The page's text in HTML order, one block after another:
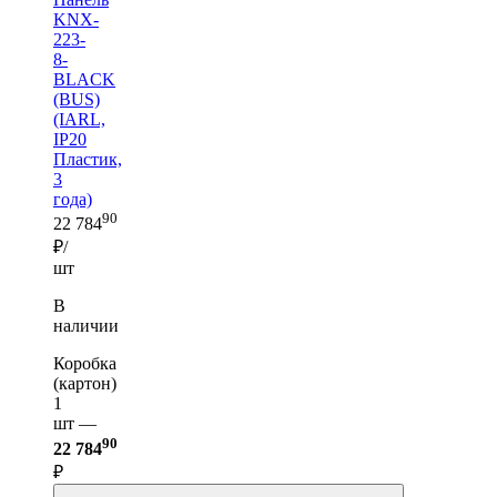
KNX-
223-
8-
BLACK
(BUS)
(IARL,
IP20
Пластик,
3
года)
22 78490
₽/
шт
В
наличии
Коробка
(картон)
1
шт —
22 78490
₽